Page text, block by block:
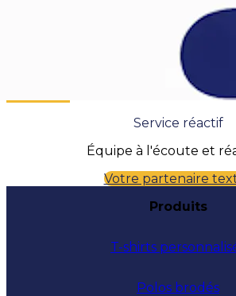
Service réactif
Équipe à l'écoute et
Votre partenaire
Produits
T-shirts
Polos brodés